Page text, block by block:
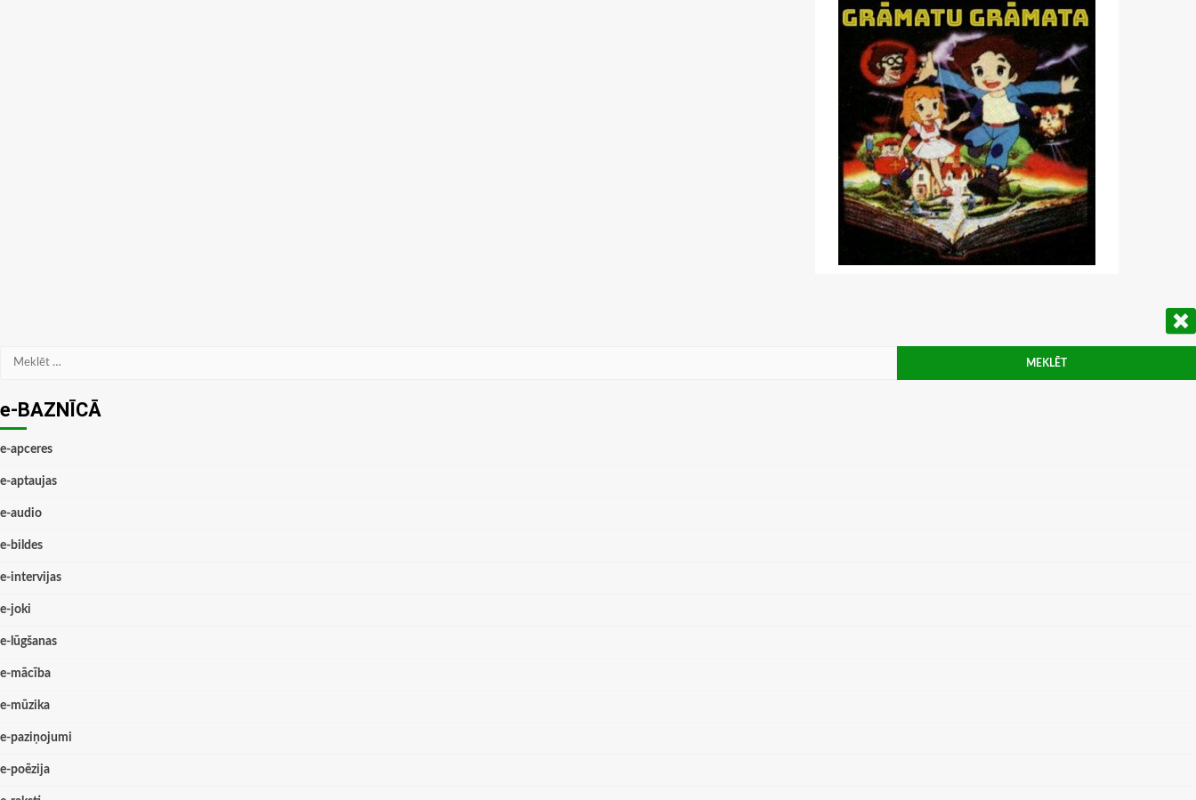
Meklēt:
e-BAZNĪCĀ
e-apceres
e-aptaujas
e-audio
e-bildes
e-intervijas
e-joki
e-lūgšanas
e-mācība
e-mūzika
e-paziņojumi
e-poēzija